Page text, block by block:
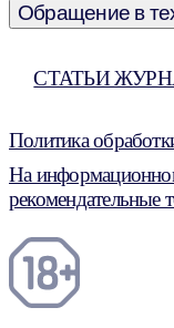
Обращение в
СТАТЬИ
Политика
На
рекомендательные